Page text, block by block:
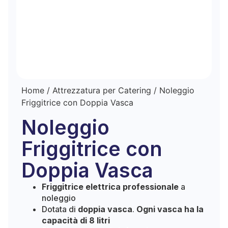
Home / Attrezzatura per Catering / Noleggio
Friggitrice con Doppia Vasca
Noleggio
Friggitrice con
Doppia Vasca
Friggitrice elettrica professionale a
noleggio
Dotata di doppia vasca. Ogni vasca ha la
capacità di 8 litri